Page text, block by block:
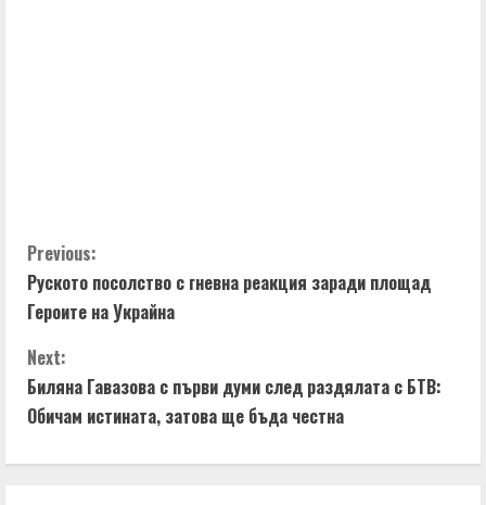
C
o
n
t
Previous:
Руското посолство с гневна реакция заради площад
Героите на Украйна
Next:
Биляна Гавазова с първи думи след раздялата с БТВ:
Обичам истината, затова ще бъда честна